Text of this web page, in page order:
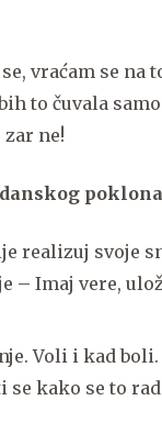
vraćam se na
to čuvala
zar ne!
poklona
realizuj svoje
– Imaj vere,
Voli i kad
se kako se to